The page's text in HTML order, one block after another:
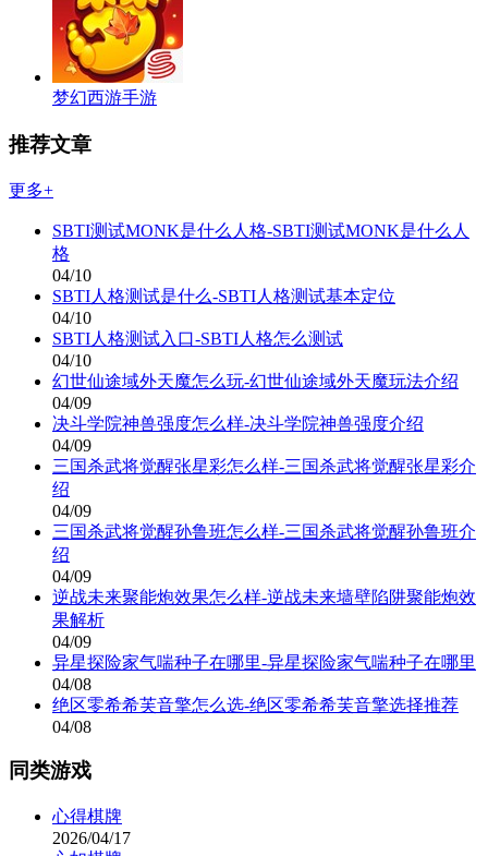
梦幻西游手游
推荐文章
更多+
SBTI测试MONK是什么人格-SBTI测试MONK是什么人
格
04/10
SBTI人格测试是什么-SBTI人格测试基本定位
04/10
SBTI人格测试入口-SBTI人格怎么测试
04/10
幻世仙途域外天魔怎么玩-幻世仙途域外天魔玩法介绍
04/09
决斗学院神兽强度怎么样-决斗学院神兽强度介绍
04/09
三国杀武将觉醒张星彩怎么样-三国杀武将觉醒张星彩介
绍
04/09
三国杀武将觉醒孙鲁班怎么样-三国杀武将觉醒孙鲁班介
绍
04/09
逆战未来聚能炮效果怎么样-逆战未来墙壁陷阱聚能炮效
果解析
04/09
异星探险家气喘种子在哪里-异星探险家气喘种子在哪里
04/08
绝区零希希芙音擎怎么选-绝区零希希芙音擎选择推荐
04/08
同类游戏
心得棋牌
2026/04/17